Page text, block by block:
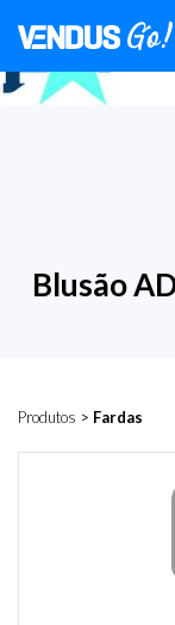
Blusão
Produtos > Fardas